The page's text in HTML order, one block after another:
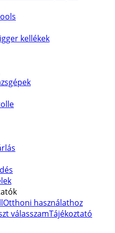
kellékek
Otthoni használathoz
válasszamTájékoztató